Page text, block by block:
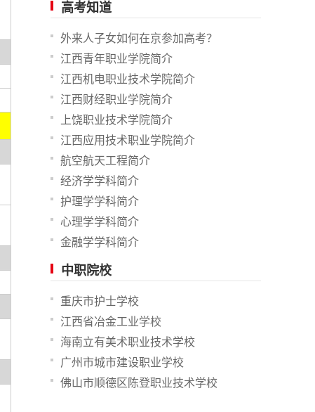
高考知道
外来人子女如何在京参加高考？
江西青年职业学院简介
江西机电职业技术学院简介
江西财经职业学院简介
上饶职业技术学院简介
江西应用技术职业学院简介
航空航天工程简介
经济学学科简介
护理学学科简介
心理学学科简介
金融学学科简介
中职院校
重庆市护士学校
江西省冶金工业学校
海南立有美术职业技术学校
广州市城市建设职业学校
佛山市顺德区陈登职业技术学校